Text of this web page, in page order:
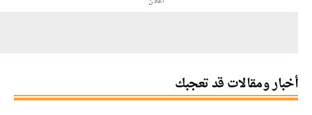
ومقالات قد تعجبك